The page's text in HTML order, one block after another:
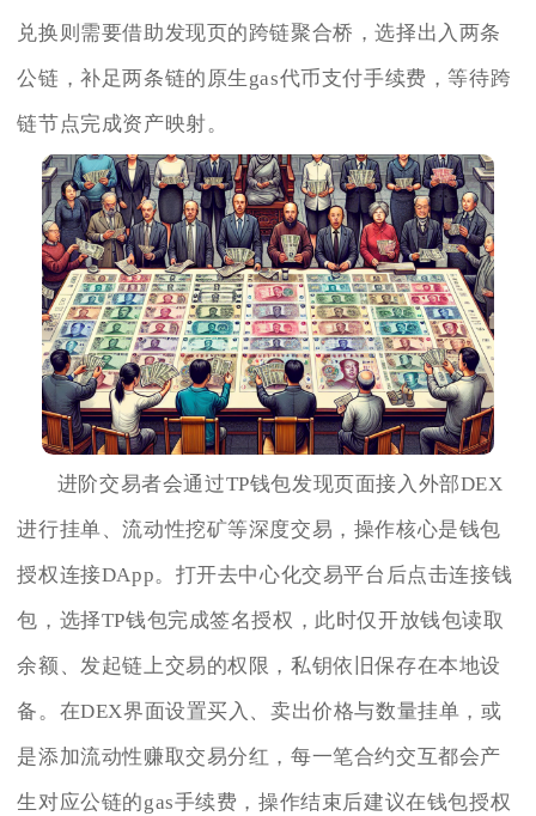
兑换则需要借助发现页的跨链聚合桥，选择出入两条
公链，补足两条链的原生gas代币支付手续费，等待跨
链节点完成资产映射。
进阶交易者会通过TP钱包发现页面接入外部DEX
进行挂单、流动性挖矿等深度交易，操作核心是钱包
授权连接DApp。打开去中心化交易平台后点击连接钱
包，选择TP钱包完成签名授权，此时仅开放钱包读取
余额、发起链上交易的权限，私钥依旧保存在本地设
备。在DEX界面设置买入、卖出价格与数量挂单，或
是添加流动性赚取交易分红，每一笔合约交互都会产
生对应公链的gas手续费，操作结束后建议在钱包授权